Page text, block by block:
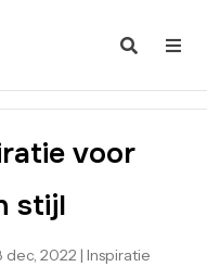
voor
stijl
dec, 2022 | Inspiratie